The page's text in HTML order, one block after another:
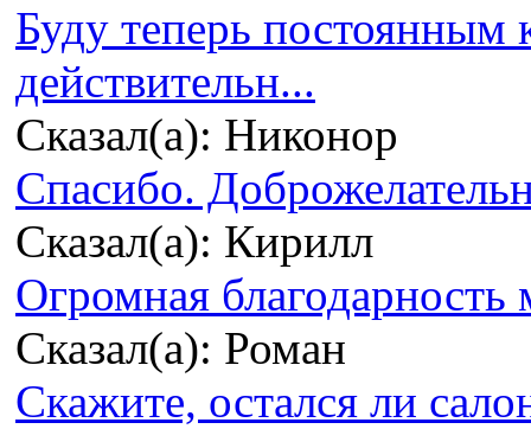
Буду теперь
действительн...
Сказал(а): Никонор
Спасибо.
Сказал(а): Кирилл
Огромная благодарность
Сказал(а): Роман
Скажите, остался ли